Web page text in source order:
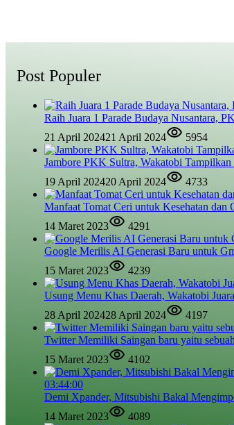
Post Populer
Raih Juara 1 Parade Budaya Nusantara,
21 April 202421 April 2024 5954
Jambore PKK Sultra, Wakatobi Tampilkan
19 April 202420 April 2024 4733
Manfaat Tomat Ceri untuk Kesehatan dan
14 Maret 2023
4291
Google Merilis AI Generasi Baru untuk
15 Maret 2023
4239
Usung Menu Khas Daerah, Wakatobi
28 April 202428 April 2024 4197
Twitter Memiliki Saingan baru yaitu
15 Maret 2023
4102
03:44:00
Demi Xpander, Mitsubishi Bakal
14 Maret 2023
4089